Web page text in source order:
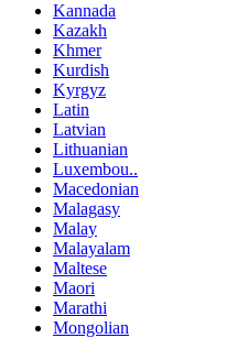
Kannada
Kazakh
Khmer
Kurdish
Kyrgyz
Latin
Latvian
Lithuanian
Luxembou..
Macedonian
Malagasy
Malay
Malayalam
Maltese
Maori
Marathi
Mongolian